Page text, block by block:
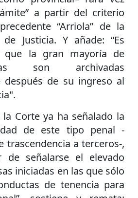
a partir del criterio
“Arriola” de la
Justicia. Y añade: “Es
que la gran mayoría de
son archivadas
después de su ingreso al
la Corte ya ha señalado la
de este tipo penal -
trascendencia a terceros-,
de señalarse el elevado
iniciadas en las que sólo
de tenencia para